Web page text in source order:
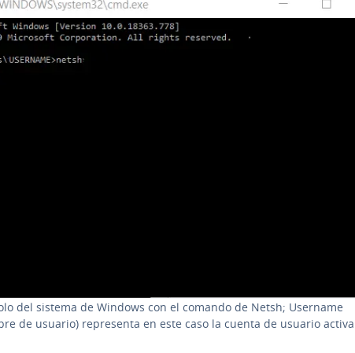
del sistema de Windows con el comando de Netsh; Username
de usuario) re­pre­se­n­ta en este caso la cuenta de usuario activa.